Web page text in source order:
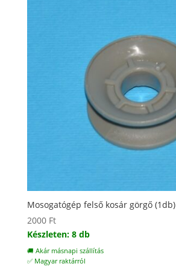
Mosogatógép felső kosár görgő (1db)
2000 Ft
Készleten: 8 db
🚚 Akár másnapi szállítás
✅ Magyar raktárról